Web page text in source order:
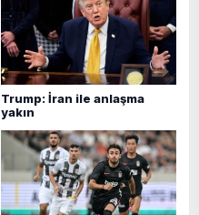
Trump: İran ile anlaşma
yakın